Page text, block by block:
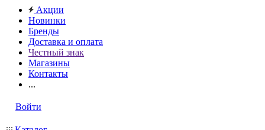
Акции
Новинки
Бренды
Доставка и оплата
Честный знак
Магазины
Контакты
...
Войти